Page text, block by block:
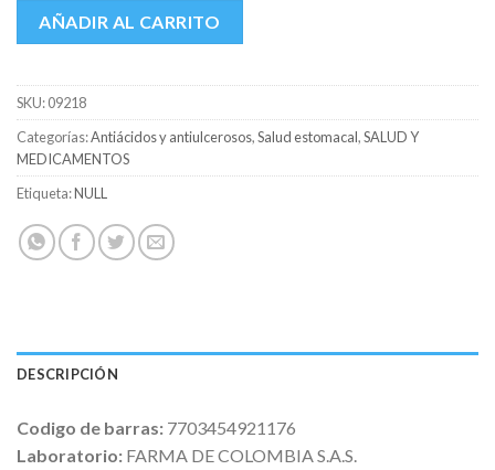
AÑADIR AL CARRITO
SKU:09218
Categorías:Antiácidos y antiulcerosos,Salud estomacal,SALUD Y
MEDICAMENTOS
Etiqueta:NULL
DESCRIPCIÓN
Codigo de barras: 7703454921176
Laboratorio: FARMA DE COLOMBIA S.A.S.